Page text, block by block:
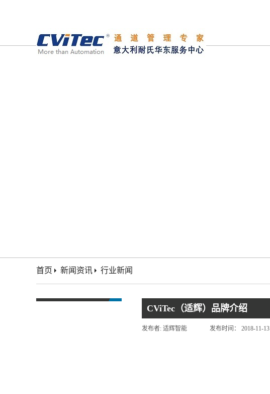
首页 新闻资讯 行业新闻
CViTec（适辉）品牌介绍
发布者: 适辉智能 发布时间： 2018-11-13